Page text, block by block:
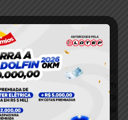
Esfaqueamento em
Crepurizão expõe suspeita